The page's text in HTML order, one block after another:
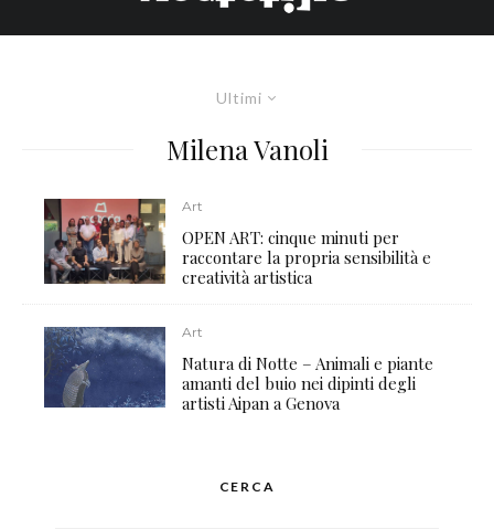
Ultimi
Milena Vanoli
Art
OPEN ART: cinque minuti per
raccontare la propria sensibilità e
creatività artistica
Art
Natura di Notte – Animali e piante
amanti del buio nei dipinti degli
artisti Aipan a Genova
CERCA